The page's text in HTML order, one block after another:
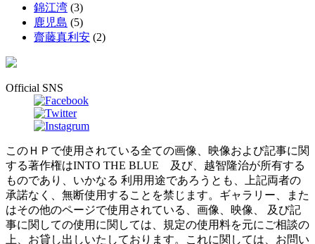
錦江湾 (3)
鹿児島 (5)
齋藤真利安 (2)
Official SNS
このＨＰで使用されている全ての画像、映像および記事に関
する著作権はINTO THE BLUE 及び、越智隆治が所有する
ものであり、いかなる 利用用途であろうとも、上記両者の
承諾なく、無断使用することを禁じます。ギャラリー、また
はその他のページで使用されている、画像、映像、 及び記
事に関しての使用に関しては、規定の使用料を元にご相談の
上、お貸し出しいたしております。これに関しては、お問い